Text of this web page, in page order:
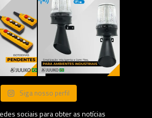
Siga nosso perfil
sociais para obter as notícias